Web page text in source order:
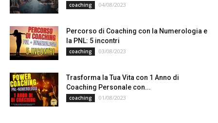
coaching 04/08/2023
Percorso di Coaching con la Numerologia e
la PNL: 5 incontri
coaching 03/08/2023
Trasforma la Tua Vita con 1 Anno di
Coaching Personale con...
coaching 01/08/2023